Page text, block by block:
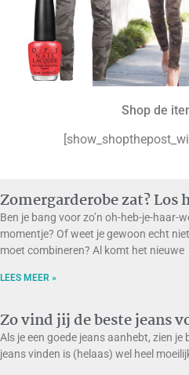
Shop de
Zomergarderobe zat? Los
Ben je bang voor zo’n oh-heb-je-haar-
momentje? Of weet je gewoon echt
moet combineren? Al komt het nieuwe
LEES MEER »
Zo vind jij de beste jeans
Als je een goede jeans aanhebt, zien
jeans vinden is (helaas) wel heel